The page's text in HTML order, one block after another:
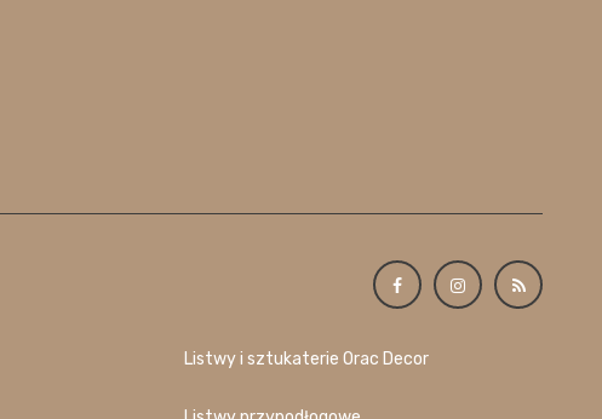
Listwy i sztukaterie Orac Decor